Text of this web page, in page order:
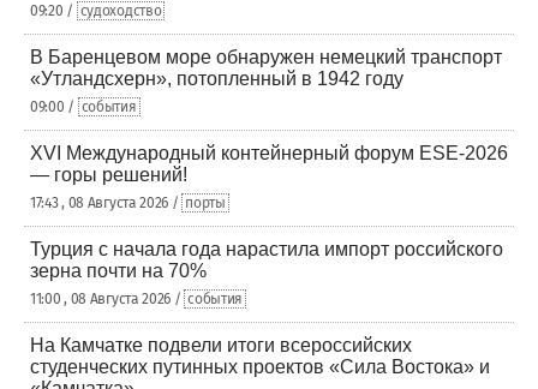
09:20 / судоходство
В Баренцевом море обнаружен немецкий транспорт
«Утландсхерн», потопленный в 1942 году
09:00 / события
XVI Международный контейнерный форум ESE-2026
— горы решений!
17:43 , 08 Августа 2026 / порты
Турция с начала года нарастила импорт российского
зерна почти на 70%
11:00 , 08 Августа 2026 / события
На Камчатке подвели итоги всероссийских
студенческих путинных проектов «Сила Востока» и